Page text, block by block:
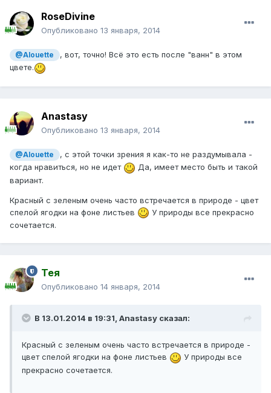
RoseDivine
Опубликовано 13 января, 2014
@Alouette
, вот, точно! Всё это есть после "ванн" в этом
цвете.
Anastasy
Опубликовано 13 января, 2014
@Alouette
, с этой точки зрения я как-то не раздумывала -
когда нравиться, но не идет
Да, имеет место быть и такой
вариант.
Красный с зеленым очень часто встречается в природе - цвет
спелой ягодки на фоне листьев
У природы все прекрасно
сочетается.
Тея
Опубликовано 14 января, 2014
В 13.01.2014 в 19:31, Anastasy сказал:
Красный с зеленым очень часто встречается в природе -
цвет спелой ягодки на фоне листьев
У природы все
прекрасно сочетается.